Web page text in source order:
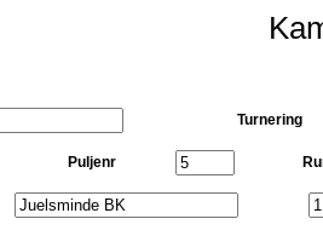
Turnering
Puljenr